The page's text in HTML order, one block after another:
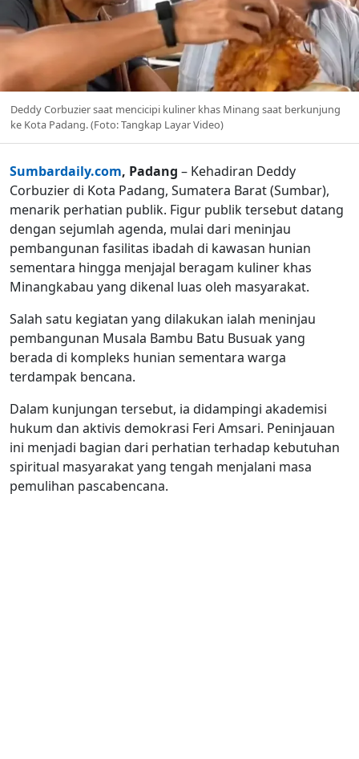
Deddy Corbuzier saat mencicipi kuliner khas Minang saat berkunjung
ke Kota Padang. (Foto: Tangkap Layar Video)
Sumbardaily.com, Padang – Kehadiran Deddy
Corbuzier di Kota Padang, Sumatera Barat (Sumbar),
menarik perhatian publik. Figur publik tersebut datang
dengan sejumlah agenda, mulai dari meninjau
pembangunan fasilitas ibadah di kawasan hunian
sementara hingga menjajal beragam kuliner khas
Minangkabau yang dikenal luas oleh masyarakat.
Salah satu kegiatan yang dilakukan ialah meninjau
pembangunan Musala Bambu Batu Busuak yang
berada di kompleks hunian sementara warga
terdampak bencana.
Dalam kunjungan tersebut, ia didampingi akademisi
hukum dan aktivis demokrasi Feri Amsari. Peninjauan
ini menjadi bagian dari perhatian terhadap kebutuhan
spiritual masyarakat yang tengah menjalani masa
pemulihan pascabencana.